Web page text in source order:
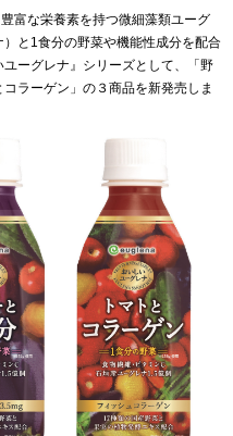
富な栄養素を持つ微細藻類ユーグ
と1食分の野菜や機能性成分を配合
ーグレナ』シリーズとして、「野
ラーゲン」の３商品を新発売しま